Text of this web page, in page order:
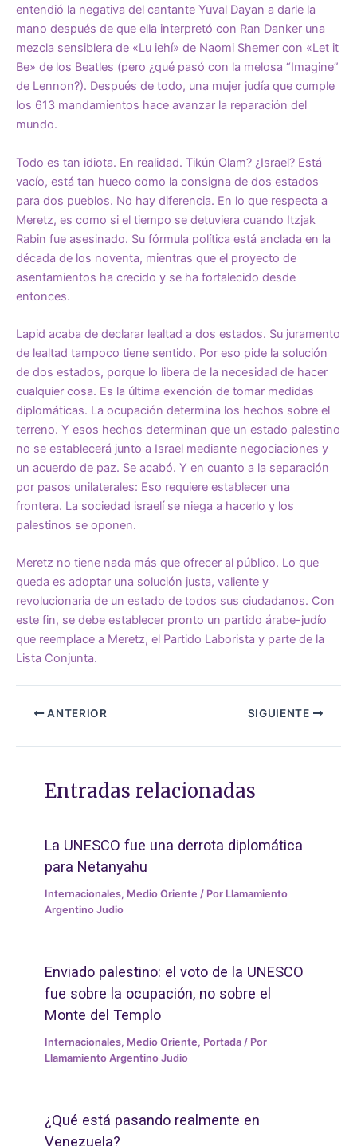
entendió la negativa del cantante Yuval Dayan a darle la
mano después de que ella interpretó con Ran Danker una
mezcla sensiblera de «Lu iehí» de Naomi Shemer con «Let it
Be» de los Beatles (pero ¿qué pasó con la melosa “Imagine”
de Lennon?). Después de todo, una mujer judía que cumple
los 613 mandamientos hace avanzar la reparación del
mundo.
Todo es tan idiota. En realidad. Tikún Olam? ¿Israel? Está
vacío, está tan hueco como la consigna de dos estados
para dos pueblos. No hay diferencia. En lo que respecta a
Meretz, es como si el tiempo se detuviera cuando Itzjak
Rabin fue asesinado. Su fórmula política está anclada en la
década de los noventa, mientras que el proyecto de
asentamientos ha crecido y se ha fortalecido desde
entonces.
Lapid acaba de declarar lealtad a dos estados. Su juramento
de lealtad tampoco tiene sentido. Por eso pide la solución
de dos estados, porque lo libera de la necesidad de hacer
cualquier cosa. Es la última exención de tomar medidas
diplomáticas. La ocupación determina los hechos sobre el
terreno. Y esos hechos determinan que un estado palestino
no se establecerá junto a Israel mediante negociaciones y
un acuerdo de paz. Se acabó. Y en cuanto a la separación
por pasos unilaterales: Eso requiere establecer una
frontera. La sociedad israelí se niega a hacerlo y los
palestinos se oponen.
Meretz no tiene nada más que ofrecer al público. Lo que
queda es adoptar una solución justa, valiente y
revolucionaria de un estado de todos sus ciudadanos. Con
este fin, se debe establecer pronto un partido árabe-judío
que reemplace a Meretz, el Partido Laborista y parte de la
Lista Conjunta.
ANTERIOR SIGUIENTE
Entradas relacionadas
La UNESCO fue una derrota diplomática
para Netanyahu
Internacionales, Medio Oriente / Por Llamamiento
Argentino Judio
Enviado palestino: el voto de la UNESCO
fue sobre la ocupación, no sobre el
Monte del Templo
Internacionales, Medio Oriente, Portada / Por
Llamamiento Argentino Judio
¿Qué está pasando realmente en
Venezuela?